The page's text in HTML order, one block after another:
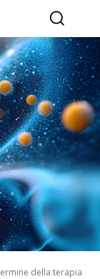
della terapia